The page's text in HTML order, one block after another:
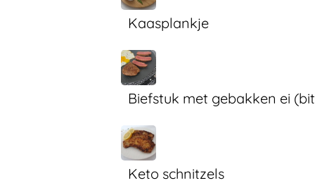
Kaasplankje
Biefstuk met gebakken ei
Keto schnitzels